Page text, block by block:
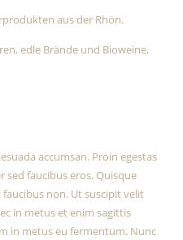
aus der Rhön.
edle Brände und Bioweine,
accumsan. Proin egestas
sed faucibus eros. Quisque
non. Ut suscipit velit
in metus et enim sagittis
in metus eu fermentum. Nunc